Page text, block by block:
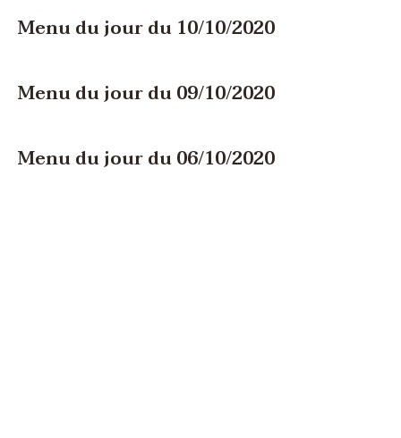
Menu du jour du 10/10/2020
Menu du jour du 09/10/2020
Menu du jour du 06/10/2020